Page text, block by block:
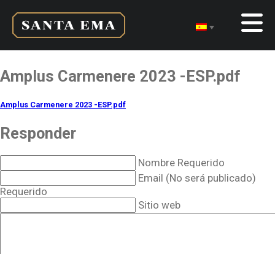
Amplus Carmenere 2023 -ESP.pdf
Amplus Carmenere 2023 -ESP.pdf
Responder
Nombre Requerido
Email (No será publicado)
Requerido
Sitio web